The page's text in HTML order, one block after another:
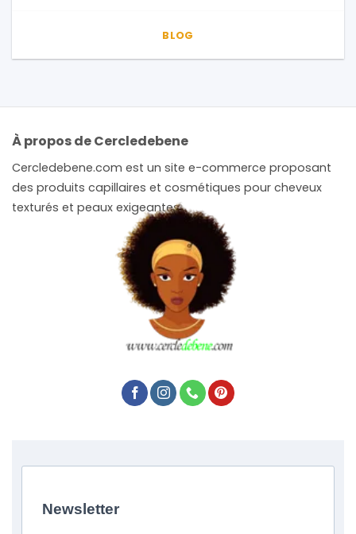
BLOG
À propos de Cercledebene
Cercledebene.com est un site e-commerce proposant
des produits capillaires et cosmétiques pour cheveux
texturés et peaux exigeantes.
Newsletter